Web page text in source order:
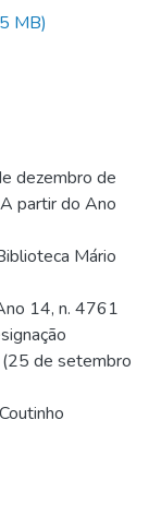
MB)
dezembro de
partir do Ano
Mário
14, n. 4761
(25 de setembro